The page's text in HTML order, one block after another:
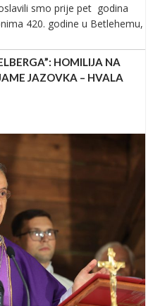
smo prije pet godina
420. godine u Betlehemu,
HOMILIJA NA
JAZOVKA – HVALA